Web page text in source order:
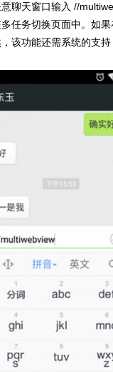
聊天窗口输入 //
任务切换页面中。如
该功能还需系统的支